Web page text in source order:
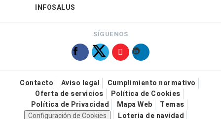
INFOSALUS
SÍGUENOS
Contacto Aviso legal
Cumplimiento normativo
Oferta de servicios
Política de Cookies
Política de Privacidad
Mapa Web
Temas
Configuración de Cookies
Loteria de navidad